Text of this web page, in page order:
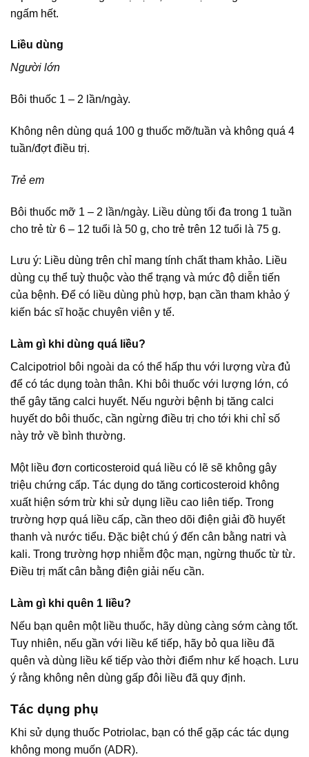
ngấm hết.
Liều dùng
Người lớn
Bôi thuốc 1 – 2 lần/ngày.
Không nên dùng quá 100 g thuốc mỡ/tuần và không quá 4
tuần/đợt điều trị.
Trẻ em
Bôi thuốc mỡ 1 – 2 lần/ngày. Liều dùng tối đa trong 1 tuần
cho trẻ từ 6 – 12 tuổi là 50 g, cho trẻ trên 12 tuổi là 75 g.
Lưu ý: Liều dùng trên chỉ mang tính chất tham khảo. Liều
dùng cụ thể tuỳ thuộc vào thể trạng và mức độ diễn tiến
của bệnh. Để có liều dùng phù hợp, bạn cần tham khảo ý
kiến bác sĩ hoặc chuyên viên y tế.
Làm gì khi dùng quá liều?
Calcipotriol bôi ngoài da có thể hấp thu với lượng vừa đủ
để có tác dụng toàn thân. Khi bôi thuốc với lượng lớn, có
thể gây tăng calci huyết. Nếu người bệnh bị tăng calci
huyết do bôi thuốc, cần ngừng điều trị cho tới khi chỉ số
này trở về bình thường.
Một liều đơn corticosteroid quá liều có lẽ sẽ không gây
triệu chứng cấp. Tác dụng do tăng corticosteroid không
xuất hiện sớm trừ khi sử dụng liều cao liên tiếp. Trong
trường hợp quá liều cấp, cần theo dõi điện giải đồ huyết
thanh và nước tiểu. Đặc biệt chú ý đến cân bằng natri và
kali. Trong trường hợp nhiễm độc mạn, ngừng thuốc từ từ.
Điều trị mất cân bằng điện giải nếu cần.
Làm gì khi quên 1 liều?
Nếu bạn quên một liều thuốc, hãy dùng càng sớm càng tốt.
Tuy nhiên, nếu gần với liều kế tiếp, hãy bỏ qua liều đã
quên và dùng liều kế tiếp vào thời điểm như kế hoạch. Lưu
ý rằng không nên dùng gấp đôi liều đã quy định.
Tác dụng phụ
Khi sử dụng thuốc Potriolac, bạn có thể gặp các tác dụng
không mong muốn (ADR).